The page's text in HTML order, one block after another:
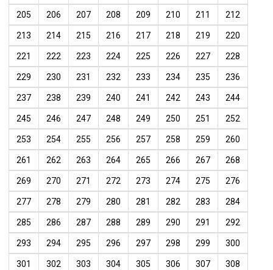
205 206 207 208 209 210 211 212
213 214 215 216 217 218 219 220
221 222 223 224 225 226 227 228
229 230 231 232 233 234 235 236
237 238 239 240 241 242 243 244
245 246 247 248 249 250 251 252
253 254 255 256 257 258 259 260
261 262 263 264 265 266 267 268
269 270 271 272 273 274 275 276
277 278 279 280 281 282 283 284
285 286 287 288 289 290 291 292
293 294 295 296 297 298 299 300
301 302 303 304 305 306 307 308